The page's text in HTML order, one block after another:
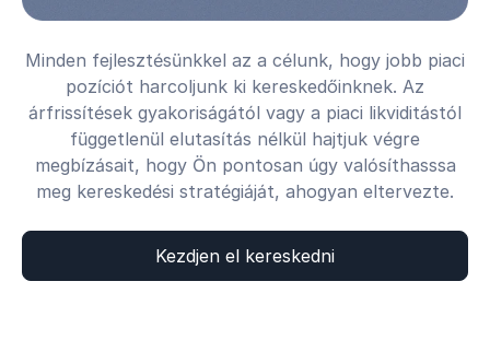
Minden fejlesztésünkkel az a célunk, hogy jobb piaci
pozíciót harcoljunk ki kereskedőinknek. Az
árfrissítések gyakoriságától vagy a piaci likviditástól
függetlenül elutasítás nélkül hajtjuk végre
megbízásait, hogy Ön pontosan úgy valósíthasssa
meg kereskedési stratégiáját, ahogyan eltervezte.
Kezdjen el kereskedni